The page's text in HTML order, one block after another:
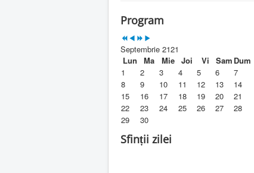
Program
Septembrie 2121
Lun
Ma Mie Joi Vi Sam Dum
1
2 3 4 5 6
7
8
9 10 11 12 13
14
15
16 17 18 19 20
21
22
23 24 25 26 27
28
29
30
Sfinții zilei